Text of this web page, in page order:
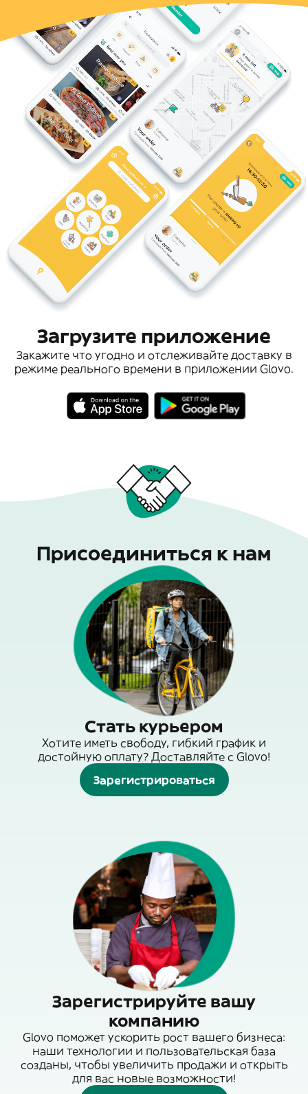
Загрузите приложение
Закажите что угодно и отслеживайте доставку в
режиме реального времени в приложении Glovo.
Присоединиться к нам
Стать курьером
Хотите иметь свободу, гибкий график и
достойную оплату? Доставляйте с Glovo!
Зарегистрироваться
Зарегистрируйте вашу
компанию
Glovo поможет ускорить рост вашего бизнеса:
наши технологии и пользовательская база
созданы, чтобы увеличить продажи и открыть
для вас новые возможности!